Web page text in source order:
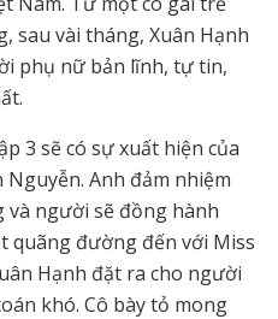
sau vài tháng, Xuân Hạnh
phụ nữ bản lĩnh, tự tin,
3 sẽ có sự xuất hiện của
Anh đảm nhiệm
và người sẽ đồng hành
quãng đường đến với Miss
Hạnh đặt ra cho người
khó. Cô bày tỏ mong